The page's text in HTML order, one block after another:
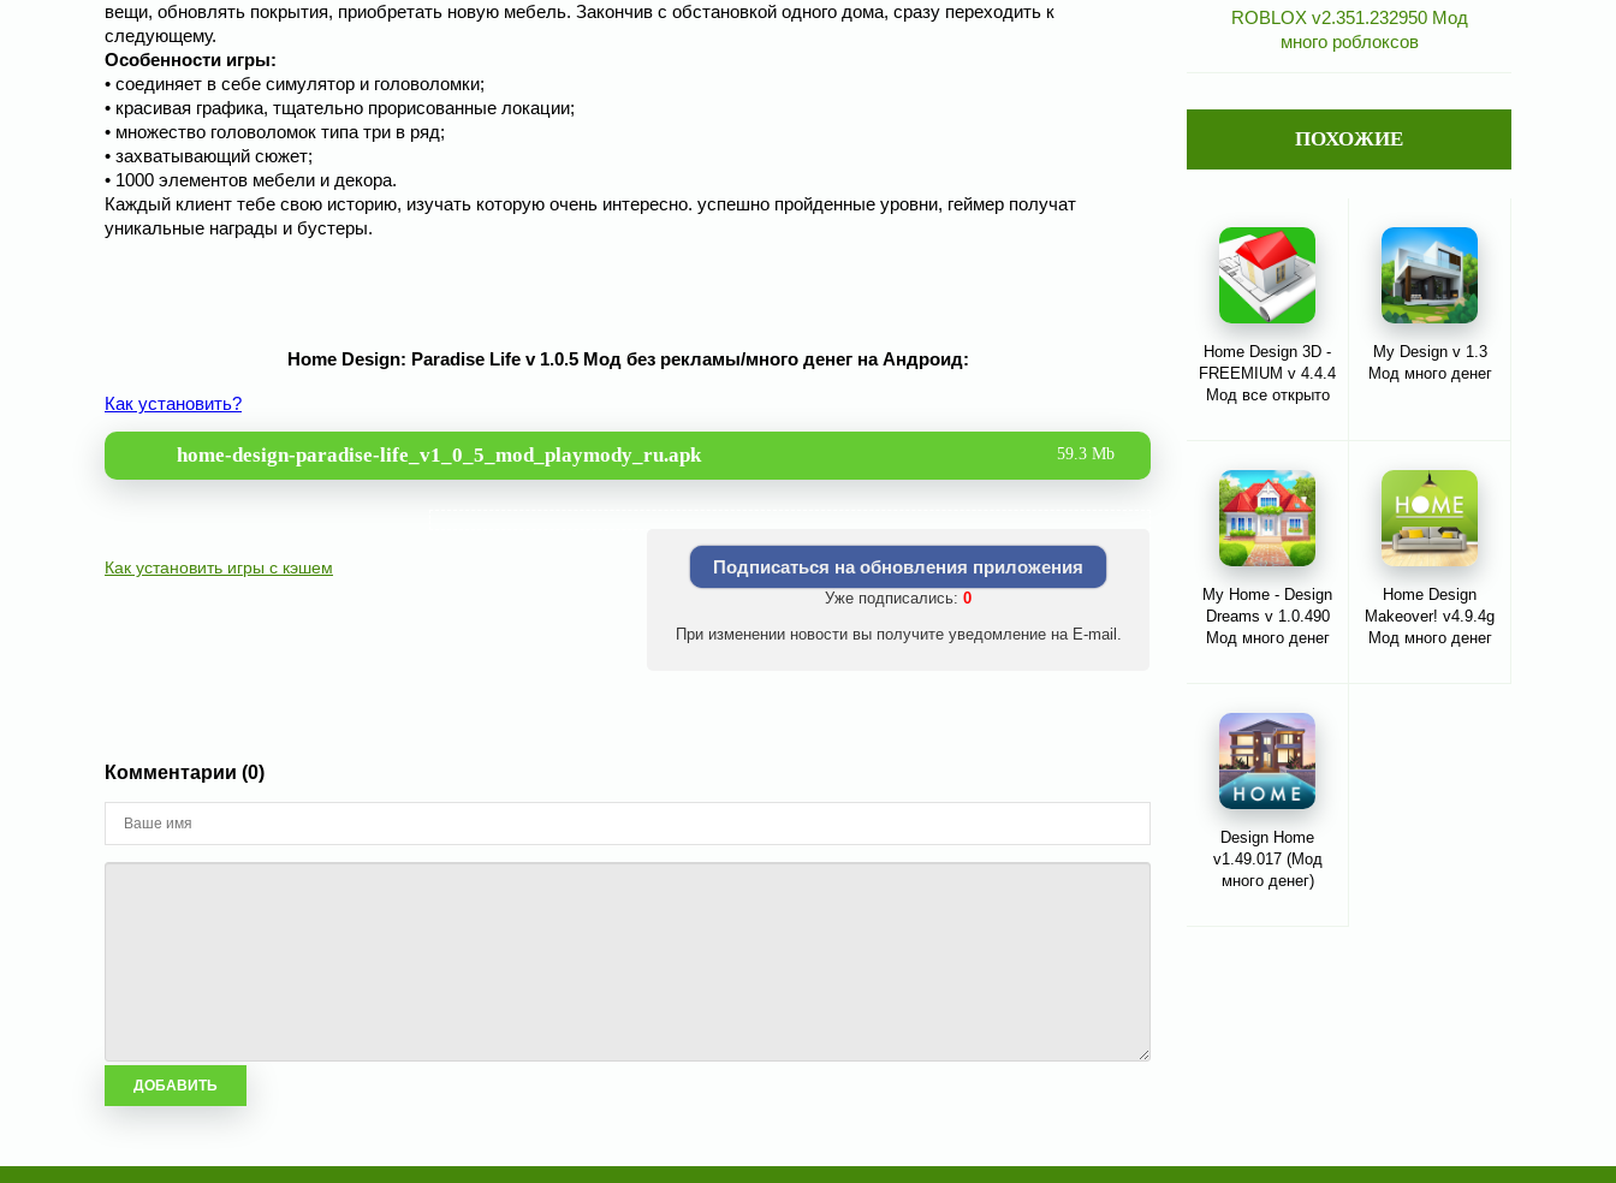
вещи, обновлять покрытия, приобретать новую мебель. Закончив с обстановкой одного дома, сразу переходить к
следующему.
Особенности игры:
• соединяет в себе симулятор и головоломки;
• красивая графика, тщательно прорисованные локации;
• множество головоломок типа три в ряд;
• захватывающий сюжет;
• 1000 элементов мебели и декора.
Каждый клиент тебе свою историю, изучать которую очень интересно. успешно пройденные уровни, геймер получат
уникальные награды и бустеры.
Home Design: Paradise Life v 1.0.5 Мод без рекламы/много денег на Андроид:
Как установить?
home-design-paradise-life_v1_0_5_mod_playmody_ru.apk 59.3 Mb
Как установить игры с кэшем Подписаться на обновления приложения
Уже подписались: 0
При изменении новости вы получите уведомление на E-mail.
Комментарии (0)
ROBLOX v2.351.232950 Мод
много роблоксов
ПОХОЖИЕ
Home Design 3D -
FREEMIUM v 4.4.4
Мод все открыто
My Design v 1.3
Мод много денег
My Home - Design
Dreams v 1.0.490
Мод много денег
Home Design
Makeover! v4.9.4g
Мод много денег
Design Home
v1.49.017 (Мод
много денег)